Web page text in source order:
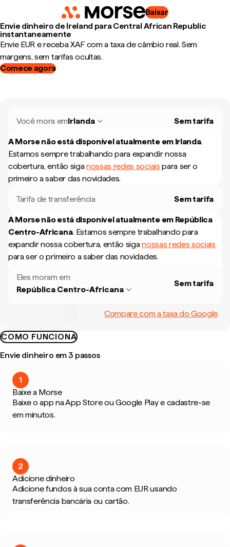
Baixar
Envie dinheiro de Ireland para Central African Republic
instantaneamente
Envie EUR e receba XAF com a taxa de câmbio real. Sem
margens, sem tarifas ocultas.
Comece agora
Você mora emIrlanda Sem tarifa
A Morse não está disponível atualmente em Irlanda.
Estamos sempre trabalhando para expandir nossa
cobertura, então siganossas redes sociais para ser o
primeiro a saber das novidades.
Tarifa de transferência Sem tarifa
A Morse não está disponível atualmente em República
Centro-Africana. Estamos sempre trabalhando para
expandir nossa cobertura, então siganossas redes sociais
para ser o primeiro a saber das novidades.
Eles moram em
República Centro-Africana
Sem tarifa
Compare com a taxa do Google
COMO FUNCIONA
Envie dinheiro em 3 passos
1
Baixe a Morse
Baixe o app na App Store ou Google Play e cadastre-se
em minutos.
2
Adicione dinheiro
Adicione fundos à sua conta com EUR usando
transferência bancária ou cartão.